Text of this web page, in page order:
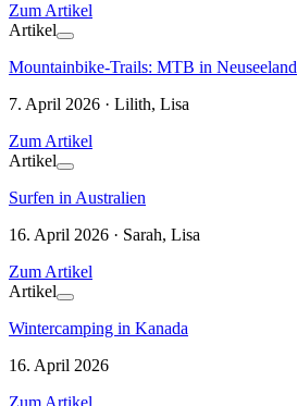
Zum Artikel
Artikel
Mountainbike-Trails: MTB in Neuseeland
7. April 2026 · Lilith, Lisa
Zum Artikel
Artikel
Surfen in Australien
16. April 2026 · Sarah, Lisa
Zum Artikel
Artikel
Wintercamping in Kanada
16. April 2026
Zum Artikel